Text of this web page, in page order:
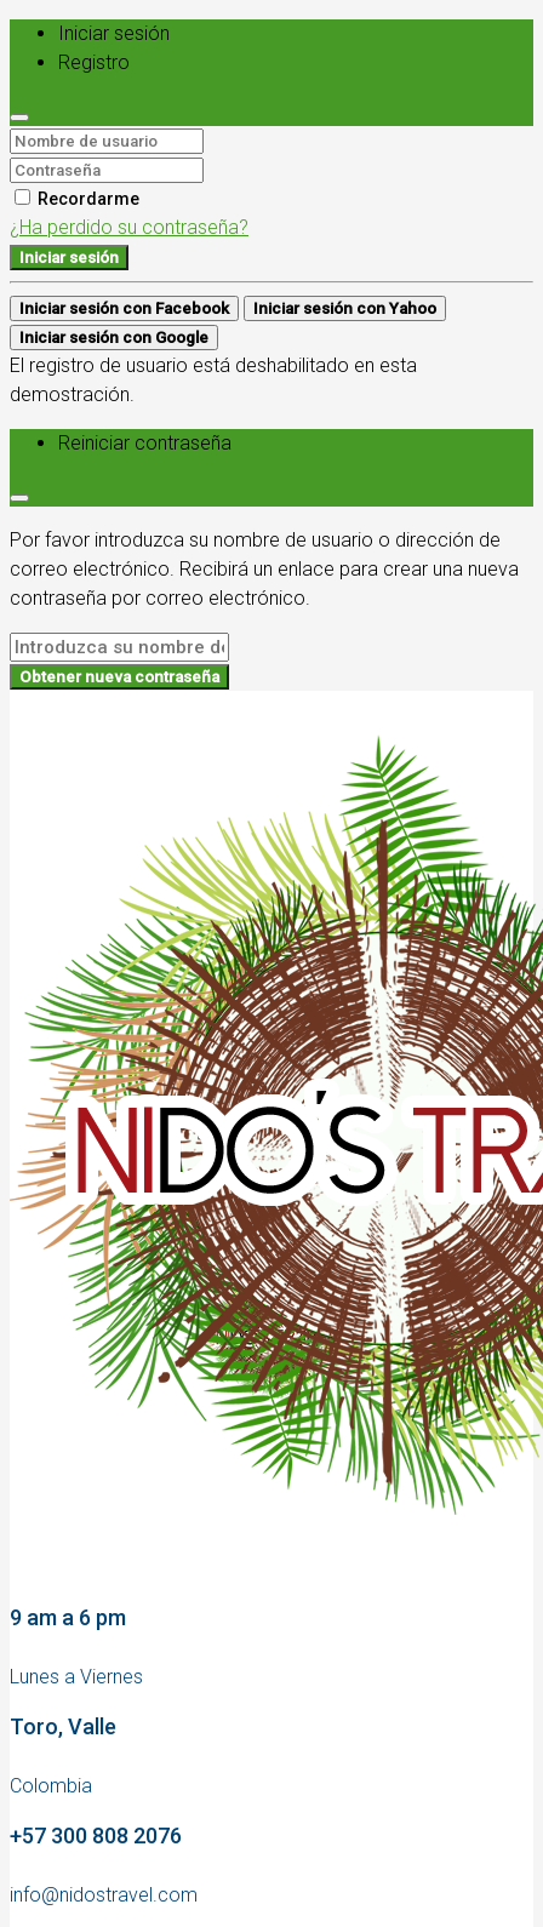
Iniciar sesión
Registro
Recordarme
¿Ha perdido su contraseña?
Iniciar sesión
Iniciar sesión con Facebook
Iniciar sesión con Yahoo
Iniciar sesión con Google
El registro de usuario está deshabilitado en esta
demostración.
Reiniciar contraseña
Por favor introduzca su nombre de usuario o dirección de
correo electrónico. Recibirá un enlace para crear una nueva
contraseña por correo electrónico.
Obtener nueva contraseña
9 am a 6 pm
Lunes a Viernes
Toro, Valle
Colombia
+57 300 808 2076
info@nidostravel.com